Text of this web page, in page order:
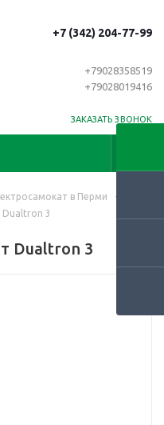
+7 (342) 204-77-99
+79028358519
+79028019416
ЗАКАЗАТЬ ЗВОНОК
в Перми
-
Dualtron 3
Dualtron 3